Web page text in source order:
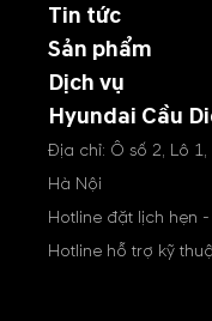
Tin tức
Sản phẩm
Dịch vụ
Hyundai Cầu
Địa chỉ: Ô số 2, Lô
Hà Nội
Hotline đặt lịch hẹn -
Hotline hỗ trợ kỹ